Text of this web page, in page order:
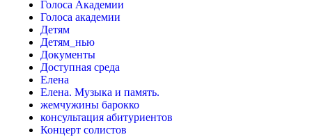
Голоса Академии
Голоса академии
Детям
Детям_нью
Документы
Доступная среда
Елена
Елена. Музыка и память.
жемчужины барокко
консультация абитуриентов
Концерт солистов